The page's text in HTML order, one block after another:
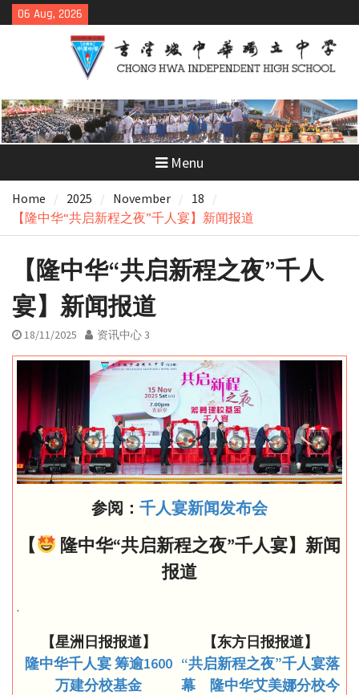
Skip
to
06 Aug, 2026
Menu
Home 2025 November
18
【隆中华“共启新程之夜”千人宴】新闻报道
【隆中华“共启新程之夜”千人
宴】新闻报道
18/11/2025 资讯中心 3
参阅： 千人宴新闻发布会
【
隆中华“共启新程之夜”千人宴】新闻
报道
.
【星洲日报报道】
隆中华千人宴 筹逾1600
万建分校基金
【东方日报报道】
“共启新程之夜”千人宴落
幕 隆中华艾美娜分校今